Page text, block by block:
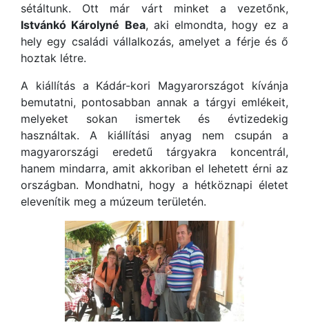
sétáltunk. Ott már várt minket a vezetőnk,
Istvánkó Károlyné Bea, aki elmondta, hogy ez a
hely egy családi vállalkozás, amelyet a férje és ő
hoztak létre.
A kiállítás a Kádár-kori Magyarországot kívánja
bemutatni, pontosabban annak a tárgyi emlékeit,
melyeket sokan ismertek és évtizedekig
használtak. A kiállítási anyag nem csupán a
magyarországi eredetű tárgyakra koncentrál,
hanem mindarra, amit akkoriban el lehetett érni az
országban. Mondhatni, hogy a hétköznapi életet
elevenítik meg a múzeum területén.